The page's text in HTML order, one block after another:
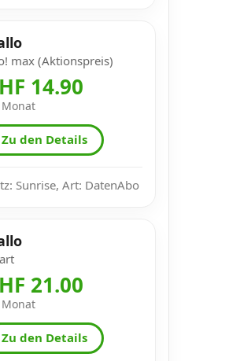
max (Aktionspreis)
14.90
Zu den Details
Sunrise, Art: DatenAbo
21.00
Zu den Details